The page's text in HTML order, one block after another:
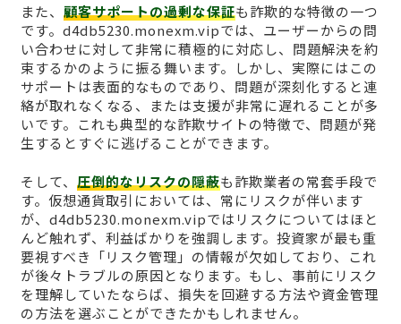
また、 顧客サポートの過剰な保証も詐欺的な特徴の一つ
です。d4db5230.monexm.vipでは、ユーザーからの問
い合わせに対して非常に積極的に対応し、問題解決を約
束するかのように振る舞います。しかし、実際にはこの
サポートは表面的なものであり、問題が深刻化すると連
絡が取れなくなる、または支援が非常に遅れることが多
いです。これも典型的な詐欺サイトの特徴で、問題が発
生するとすぐに逃げることができます。
そして、 圧倒的なリスクの隠蔽も詐欺業者の常套手段で
す。仮想通貨取引においては、常にリスクが伴います
が、d4db5230.monexm.vipではリスクについてはほと
んど触れず、利益ばかりを強調します。投資家が最も重
要視すべき「リスク管理」の情報が欠如しており、これ
が後々トラブルの原因となります。もし、事前にリスク
を理解していたならば、損失を回避する方法や資金管理
の方法を選ぶことができたかもしれません。